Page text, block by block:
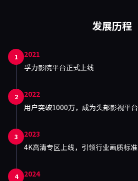
发展历程
1
2021
孚力影院平台正式上线
2
2022
用户突破1000万，成为头部影视平台
3
2023
4K高清专区上线，引领行业画质标准
4
2024